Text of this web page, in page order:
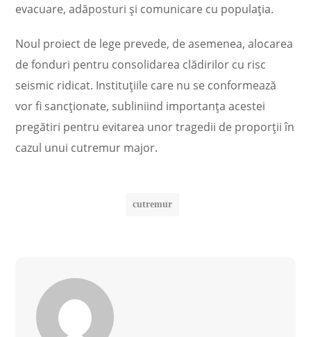
evacuare, adăposturi și comunicare cu populația.
Noul proiect de lege prevede, de asemenea, alocarea
de fonduri pentru consolidarea clădirilor cu risc
seismic ridicat. Instituțiile care nu se conformează
vor fi sancționate, subliniind importanța acestei
pregătiri pentru evitarea unor tragedii de proporții în
cazul unui cutremur major.
cutremur